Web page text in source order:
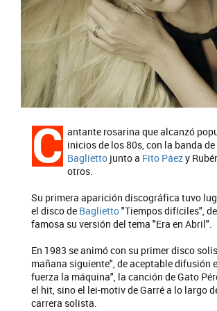
C antante rosarina que alcanzó
inicios de los 80s, con la banda de
Baglietto junto a Fito Páezy
otros.
Su primera aparición discográfica tuvo
el disco de Baglietto"Tiempos difíciles",
famosa su versión del tema "Era en Abril".
En 1983 se animó con su primer disco
mañana siguiente", de aceptable difusión
fuerza la máquina", la canción de Gato
el hit, sino el lei-motiv de Garré a lo largo
carrera solista.